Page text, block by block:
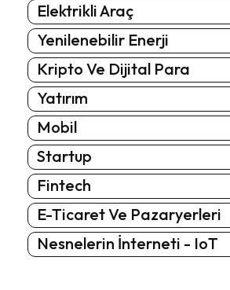
Elektrikli Araç
Yenilenebilir Enerji
Kripto Ve Dijital Para
Yatırım
Mobil
Startup
Fintech
E-Ticaret Ve Pazaryerleri
Nesnelerin İnterneti - IoT